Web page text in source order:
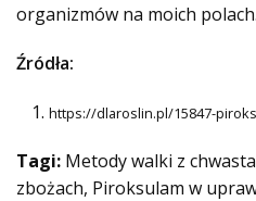
organizmów na moich polach.
Źródła:
https://dlaroslin.pl/15847-
Tagi: Metody walki z
zbożach, Piroksulam w